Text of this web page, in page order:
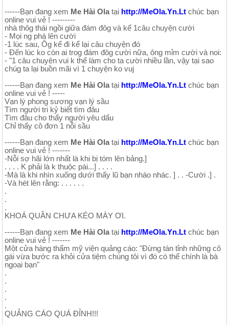
------Bạn đang xem Me Hài Ola tại http://MeOla.Yn.Lt chúc bạn
online vui vẻ ! ---------
nhà thôg thái ngồi giữa đám đôg và kể 1câu chuyện cười
- Mọi ng phá lên cười
-1 lúc sau, Ôg kể đi kể lại câu chuyện đó
- Đến lúc ko còn ai trog đám đôg cười nữa, ông mỉm cười và noi:
- "1 câu chuyện vui k thể làm cho ta cười nhiều lần, vậy tại sao
chúg ta lại buồn mãi vì 1 chuyện ko vuj
------Bạn đang xem Me Hài Ola tại http://MeOla.Yn.Lt chúc bạn
online vui vẻ ! -----
Vạn lý phong sương vạn lý sầu
Tìm người tri kỷ biết tìm đâu
Tìm đâu cho thấy người yêu dấu
Chỉ thấy cô đơn 1 nỗi sầu
------Bạn đang xem Me Hài Ola tại http://MeOla.Yn.Lt chúc bạn
online vui vẻ ! -------
-Nỗi sợ hãi lớn nhất là khi bị tóm lên bảng.]
. . . . K phải là k thuộc pài...] . . . .
-Mà là khi nhìn xuống dưới thấy lũ bạn nháo nhác. ] . . -Cười .] .
-Và hét lên rằng: . . . . . .
.
.
.
KHOÁ QUẦN CHƯA KÉO MÀY ƠI.
------Bạn đang xem Me Hài Ola tại http://MeOla.Yn.Lt chúc bạn
online vui vẻ ! -------
Một cửa hàng thẩm mỹ viện quảng cáo: "Đừng tán tỉnh những cô
gái vừa bước ra khỏi cửa tiệm chúng tôi vì đó có thể chính là bà
ngoại bạn"
.
.
.
.
.
QUẢNG CÁO QUÁ ĐỈNH!!!